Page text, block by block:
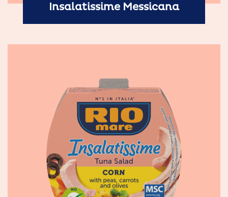
Insalatissime Messicana